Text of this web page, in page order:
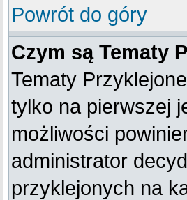
Powrót do góry
Czym są Tematy
Tematy
tylko na pierwszej
możliwości
administrator
przyklejonych na